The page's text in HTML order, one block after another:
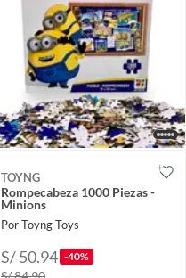
TOYNG
Rompecabeza 1000 Piezas -
Minions
Por Toyng Toys
S/ 50.94 -40%